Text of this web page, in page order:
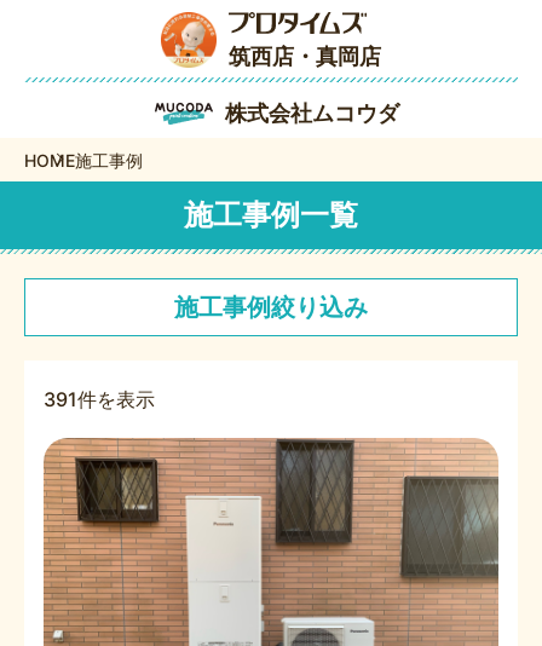
筑西店・真岡店
株式会社ムコウダ
HOME施工事例
施工事例一覧
施工事例絞り込み
391件を表示